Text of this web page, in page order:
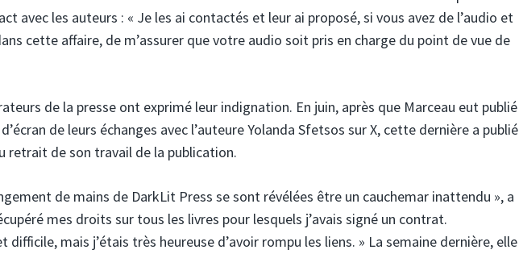
avec les auteurs : « Je les ai contactés et leur ai proposé, si vous avez de l’audio et
cette affaire, de m’assurer que votre audio soit pris en charge du point de vue de
de la presse ont exprimé leur indignation. En juin, après que Marceau eut publié
de leurs échanges avec l’auteure Yolanda Sfetsos sur X, cette dernière a publié
retrait de son travail de la publication.
de mains de DarkLit Press se sont révélées être un cauchemar inattendu », a
mes droits sur tous les livres pour lesquels j’avais signé un contrat.
difficile, mais j’étais très heureuse d’avoir rompu les liens. » La semaine dernière, elle